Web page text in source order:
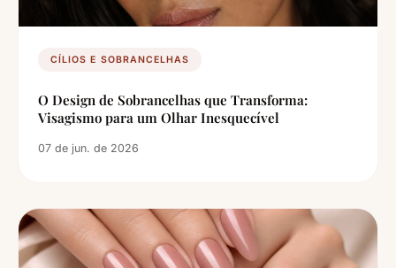
CÍLIOS E SOBRANCELHAS
O Design de Sobrancelhas que Transforma:
Visagismo para um Olhar Inesquecível
07 de jun. de 2026